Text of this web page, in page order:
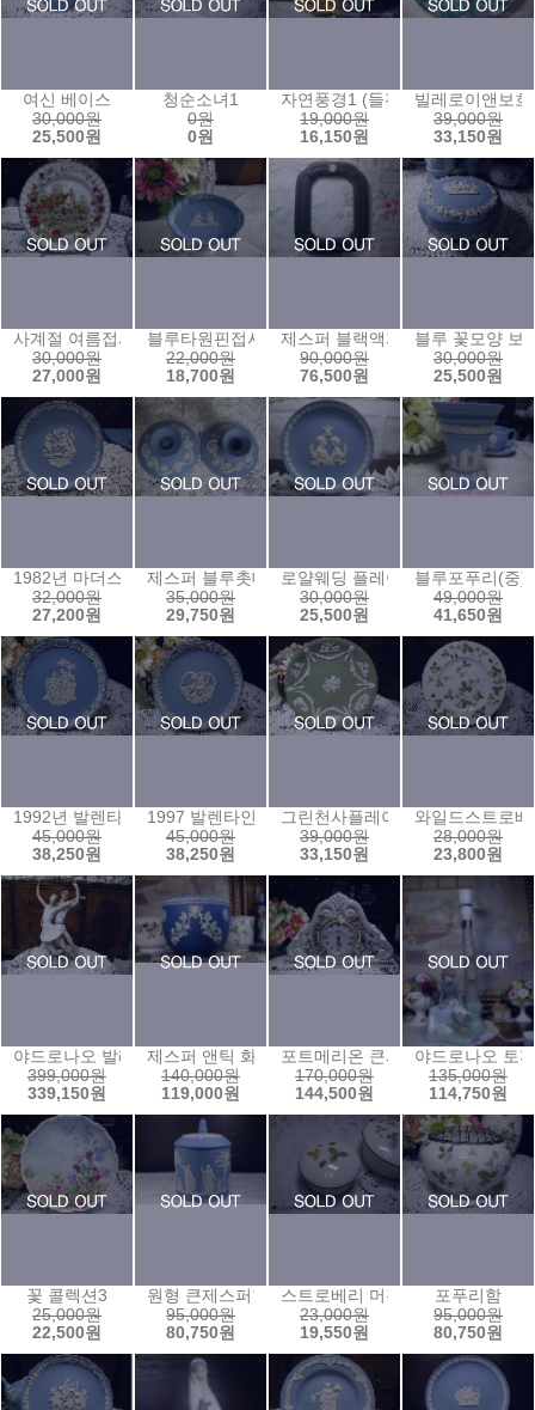
여신 베이스
30,000원
25,500원
청순소녀1
0원
0원
자연풍경1 (들판과 작은새)
19,000원
16,150원
빌레로이앤보
39,000원
33,150원
사계절 여름접시
30,000원
27,000원
블루타원핀접시ⓣ
22,000원
18,700원
제스퍼 블랙액자프레임
90,000원
76,500원
블루 꽃모양 보
30,000원
25,500원
1982년 마더스 플레이트
32,000원
27,200원
제스퍼 블루촛대한쌍
35,000원
29,750원
로얄웨딩 플레이트
30,000원
25,500원
블루포푸리(중)
49,000원
41,650원
1992년 발렌타인 플레이트
45,000원
38,250원
1997 발렌타인
45,000원
38,250원
그린천사플레이트
39,000원
33,150원
와일드스트로
28,000원
23,800원
야드로나오 발레하는남녀
399,000원
339,150원
제스퍼 앤틱 화분08
140,000원
119,000원
포트메리온 큰시계
170,000원
144,500원
야드로나오 토
135,000원
114,750원
꽃 콜렉션3
25,000원
22,500원
원형 큰제스퍼함1
95,000원
80,750원
스트로베리 머핀보석함1
23,000원
19,550원
포푸리함
95,000원
80,750원